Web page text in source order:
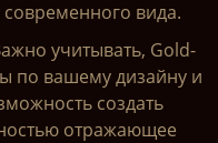
современного вида.
учитывать, Gold-
по вашему дизайну и
создать
отражающее